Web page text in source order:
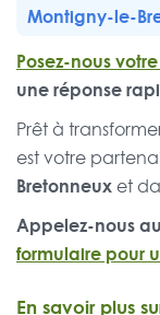
Montigny-le-
Posez-nous
une réponse
Prêt à
est votre
Bretonneux et
Appelez-nous
formulaire pour
En savoir plus